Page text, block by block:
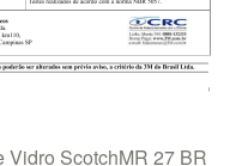
Vidro ScotchMR 27 BR